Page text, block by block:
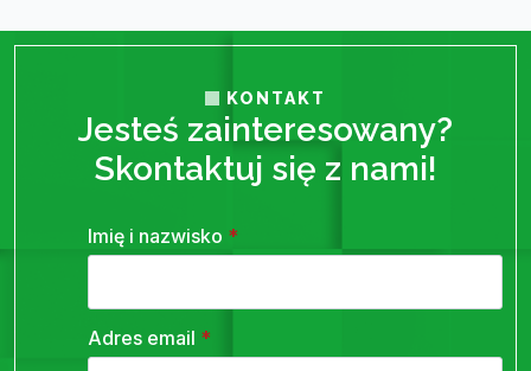
KONTAKT
Jesteś zainteresowany?
Skontaktuj się z nami!
Imię i nazwisko *
Adres email *